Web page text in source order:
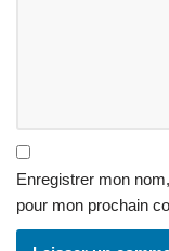
Enregistrer mon
pour mon prochain